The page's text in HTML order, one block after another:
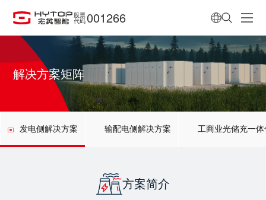
股票
代码 001266
解决方案矩阵
发电侧解决方案 输配电侧解决方案 工商业光储充一
方案简介